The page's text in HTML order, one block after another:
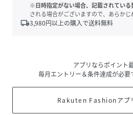
※日時指定がない場合、記載されてい
される場合がございますので、あらかじ
local_shipping3,980円以上の購入で送料無料
アプリならポイント
毎月エントリー＆条件達成が必要
Rakuten Fashionアプ